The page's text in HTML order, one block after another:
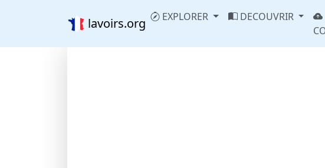
lavoirs.org EXPLORER
DECOUVRIR